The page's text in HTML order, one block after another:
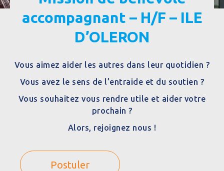
accompagnant – H/F – ILE
D’OLERON
Vous aimez aider les autres dans leur quotidien ?
Vous avez le sens de l’entraide et du soutien ?
Vous souhaitez vous rendre utile et aider votre
prochain ?
Alors, rejoignez nous !
Postuler